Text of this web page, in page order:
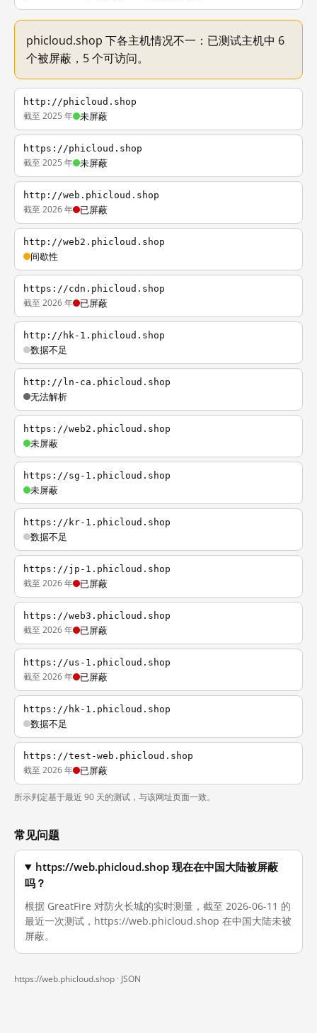
phicloud.shop 下各主机情况不一：已测试主机中 6
个被屏蔽，5 个可访问。
http://phicloud.shop
截至 2025 年 未屏蔽
https://phicloud.shop
截至 2025 年 未屏蔽
http://web.phicloud.shop
截至 2026 年 已屏蔽
http://web2.phicloud.shop
间歇性
https://cdn.phicloud.shop
截至 2026 年 已屏蔽
http://hk-1.phicloud.shop
数据不足
http://ln-ca.phicloud.shop
无法解析
https://web2.phicloud.shop
未屏蔽
https://sg-1.phicloud.shop
未屏蔽
https://kr-1.phicloud.shop
数据不足
https://jp-1.phicloud.shop
截至 2026 年 已屏蔽
https://web3.phicloud.shop
截至 2026 年 已屏蔽
https://us-1.phicloud.shop
截至 2026 年 已屏蔽
https://hk-1.phicloud.shop
数据不足
https://test-web.phicloud.shop
截至 2026 年 已屏蔽
所示判定基于最近 90 天的测试，与该网址页面一致。
常见问题
https://web.phicloud.shop 现在在中国大陆被屏蔽
吗？
根据 GreatFire 对防火长城的实时测量，截至 2026-06-11 的
最近一次测试，https://web.phicloud.shop 在中国大陆未被
屏蔽。
https://web.phicloud.shop · JSON